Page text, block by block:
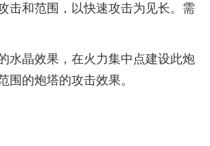
击和范围，以快速攻击为见长。需
水晶效果，在火力集中点建设此炮
围的炮塔的攻击效果。